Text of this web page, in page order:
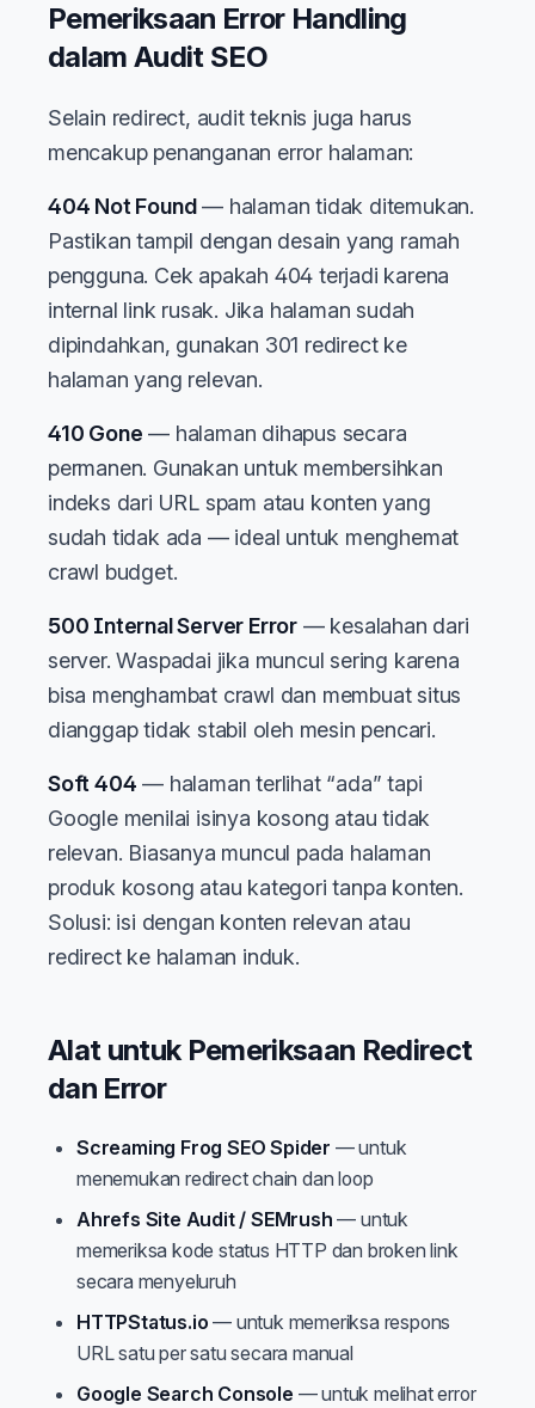
Pemeriksaan Error Handling
dalam Audit SEO
Selain redirect, audit teknis juga harus
mencakup penanganan error halaman:
404 Not Found— halaman tidak ditemukan.
Pastikan tampil dengan desain yang ramah
pengguna. Cek apakah 404 terjadi karena
internal link rusak. Jika halaman sudah
dipindahkan, gunakan 301 redirect ke
halaman yang relevan.
410 Gone — halaman dihapus secara
permanen. Gunakan untuk membersihkan
indeks dari URL spam atau konten yang
sudah tidak ada — ideal untuk menghemat
crawl budget.
500 Internal Server Error — kesalahan dari
server. Waspadai jika muncul sering karena
bisa menghambat crawl dan membuat situs
dianggap tidak stabil oleh mesin pencari.
Soft 404 — halaman terlihat “ada” tapi
Google menilai isinya kosong atau tidak
relevan. Biasanya muncul pada halaman
produk kosong atau kategori tanpa konten.
Solusi: isi dengan konten relevan atau
redirect ke halaman induk.
Alat untuk Pemeriksaan Redirect
dan Error
Screaming Frog SEO Spider — untuk
menemukan redirect chain dan loop
Ahrefs Site Audit / SEMrush — untuk
memeriksa kode status HTTP dan broken link
secara menyeluruh
HTTPStatus.io — untuk memeriksa respons
URL satu per satu secara manual
Google Search Console — untuk melihat error